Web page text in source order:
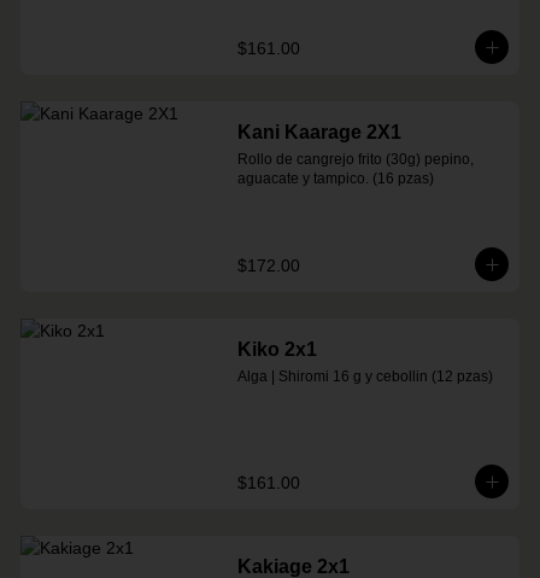
$161.00
Kani Kaarage 2X1
Rollo de cangrejo frito (30g) pepino,
aguacate y tampico. (16 pzas)
$172.00
Kiko 2x1
Alga | Shiromi 16 g y cebollin (12 pzas)
$161.00
Kakiage 2x1